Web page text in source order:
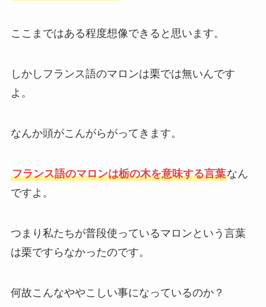
ここまではある程度想像できると思います。
しかしフランス語のマロンは栗では無いんです
よ。
なんか頭がこんがらがってきます。
フランス語のマロンは栃の木を意味する言葉なん
ですよ。
つまり私たちが普段使っているマロンという言葉
は栗ですらなかったのです。
何故こんなややこしい事になっているのか？